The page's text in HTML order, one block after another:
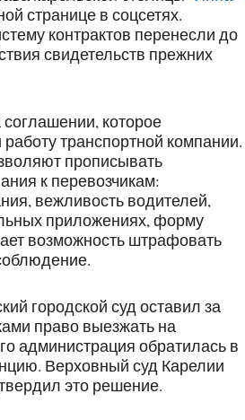
странице в соцсетях.
контрактов перенесли до
свидетельств прежних
которое
транспортной компании.
прописывать
к перевозчикам:
вежливость водителей,
приложениях, форму
возможность штрафовать
городской суд оставил за
право выезжать на
администрация обратилась в
Верховный суд Карелии
это решение.